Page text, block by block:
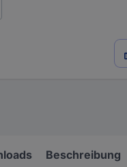
Beschreibung